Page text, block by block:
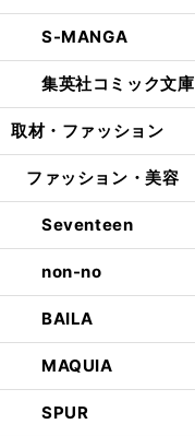
S-MANGA
集英社コミック文庫
取材・ファッション
ファッション・美容
Seventeen
non-no
BAILA
MAQUIA
SPUR